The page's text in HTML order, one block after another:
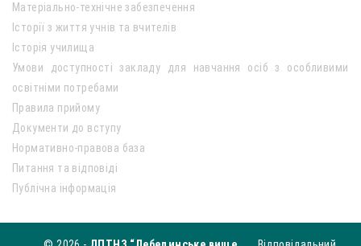
Матеріально-технічне забезпечення
Історії з життя учнів та вчителів
Історія училища
Умови доступності закладу для навчання осіб з особливими
освітніми потребами
Правила прийому
Документи до вступу
Нормативно-правова база
Питання та відповіді
Публічна інформація